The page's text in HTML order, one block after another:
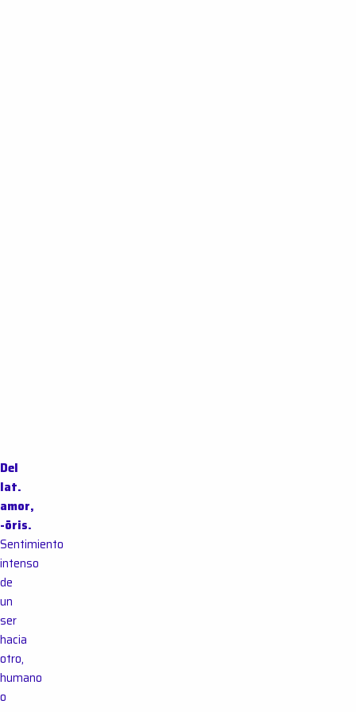
Del
lat.
amor,
-ōris.
Sentimiento
intenso
de
un
ser
hacia
otro,
humano
o